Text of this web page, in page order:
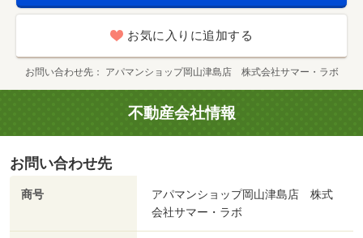
お気に入りに追加する
お問い合わせ先 アパマンショップ岡山津島店 株式会社サマー・ラボ
不動産会社情報
お問い合わせ先
商号
アパマンショップ岡山津島店 株式
会社サマー・ラボ